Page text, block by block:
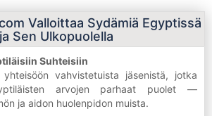
Valloittaa Sydämiä Egyptissä
ja Sen Ulkopuolella
Suhteisiin
vahvistetuista jäsenistä, jotka
arvojen parhaat puolet —
ja aidon huolenpidon muista.